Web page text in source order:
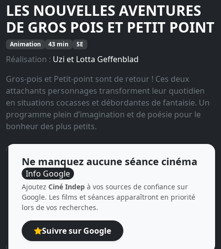
LES NOUVELLES AVENTURES
DE GROS POIS ET PETIT POINT
Animation 43 min SE
Réalisation : Uzi et Lotta Geffenblad
Gros-pois et Petit-point sont de retour ! Ces deux
attachants personnages transforment leur quotidien
en situations cocasses et débordantes de fantaisie. Un
programme plein d’imagination et de poésie pour le
bonheur des plus petits.
Ne manquez aucune séance cinéma
Info Google
Ajoutez Ciné Indep à vos sources de confiance sur
Google. Les films et séances apparaîtront en priorité
lors de vos recherches.
Suivre sur Google